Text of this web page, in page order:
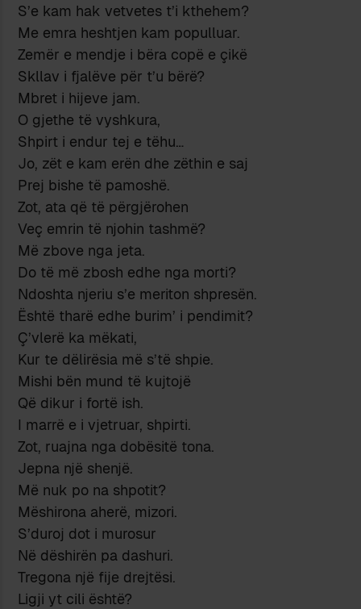
S’e kam hak vetvetes t’i kthehem?
Me emra heshtjen kam populluar.
Zemër e mendje i bëra copë e çikë
Skllav i fjalëve për t’u bërë?
Mbret i hijeve jam.
O gjethe të vyshkura,
Shpirt i endur tej e tëhu…
Jo, zët e kam erën dhe zëthin e saj
Prej bishe të pamoshë.
Zot, ata që të përgjërohen
Veç emrin të njohin tashmë?
Më zbove nga jeta.
Do të më zbosh edhe nga morti?
Ndoshta njeriu s’e meriton shpresën.
Është tharë edhe burim’ i pendimit?
Ç’vlerë ka mëkati,
Kur te dëlirësia më s’të shpie.
Mishi bën mund të kujtojë
Që dikur i fortë ish.
I marrë e i vjetruar, shpirti.
Zot, ruajna nga dobësitë tona.
Jepna një shenjë.
Më nuk po na shpotit?
Mëshirona aherë, mizori.
S’duroj dot i murosur
Në dëshirën pa dashuri.
Tregona një fije drejtësi.
Ligji yt cili është?